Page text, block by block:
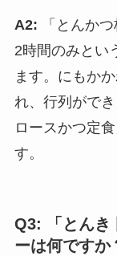
A2: 「とんか
2時間のみとい
ます。にもか
れ、行列がで
ロースかつ定
す。
Q3: 「とんき
ーは何ですか